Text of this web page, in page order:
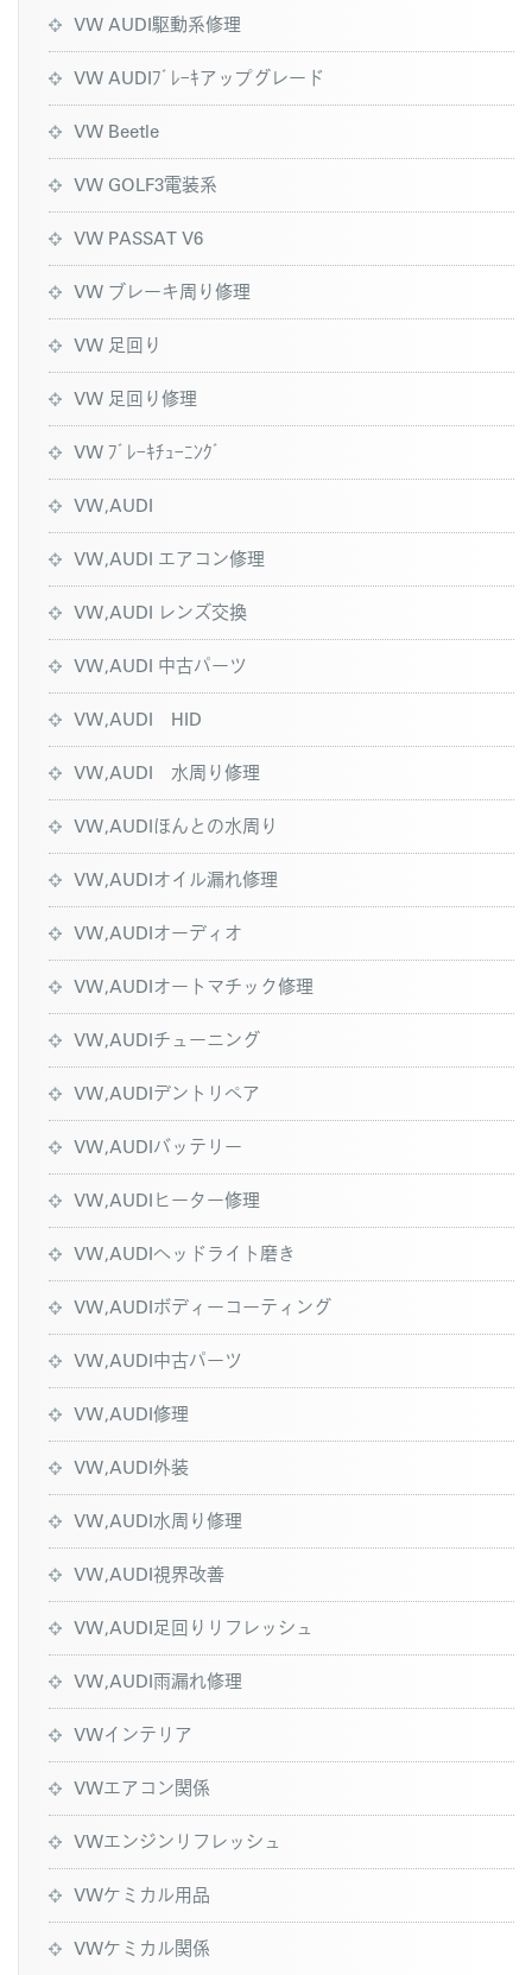
VW AUDI駆動系修理
VW AUDIﾌﾞﾚｰｷアップグレード
VW Beetle
VW GOLF3電装系
VW PASSAT V6
VW ブレーキ周り修理
VW 足回り
VW 足回り修理
VW ﾌﾞﾚｰｷﾁｭｰﾆﾝｸﾞ
VW,AUDI
VW,AUDI エアコン修理
VW,AUDI レンズ交換
VW,AUDI 中古パーツ
VW,AUDI HID
VW,AUDI 水周り修理
VW,AUDIほんとの水周り
VW,AUDIオイル漏れ修理
VW,AUDIオーディオ
VW,AUDIオートマチック修理
VW,AUDIチューニング
VW,AUDIデントリペア
VW,AUDIバッテリー
VW,AUDIヒーター修理
VW,AUDIヘッドライト磨き
VW,AUDIボディーコーティング
VW,AUDI中古パーツ
VW,AUDI修理
VW,AUDI外装
VW,AUDI水周り修理
VW,AUDI視界改善
VW,AUDI足回りリフレッシュ
VW,AUDI雨漏れ修理
VWインテリア
VWエアコン関係
VWエンジンリフレッシュ
VWケミカル用品
VWケミカル関係